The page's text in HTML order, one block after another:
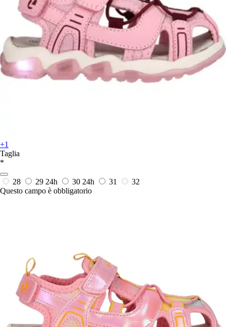
+1
Taglia
*
28 29 24h 30 24h 31
32
Questo campo è obbligatorio